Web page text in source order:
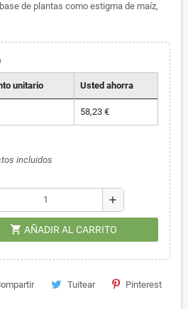
de plantas como estigma de maíz,
unitario Usted ahorra
58,23 €
incluidos
add
shopping_cart AÑADIR AL CARRITO
Tuitear Pinterest